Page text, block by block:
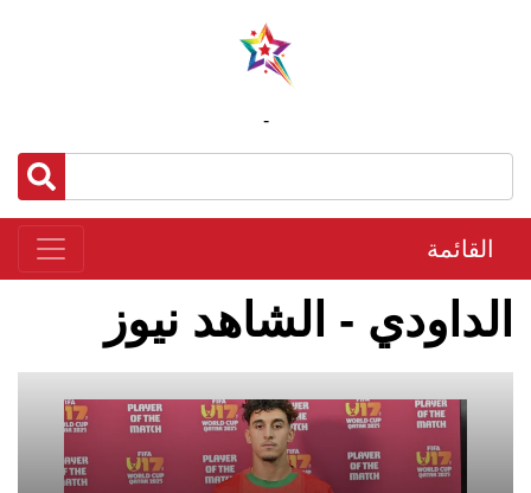
-
القائمة
الداودي - الشاهد نيوز